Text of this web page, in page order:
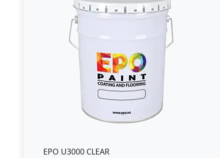
EPO U3000 CLEAR